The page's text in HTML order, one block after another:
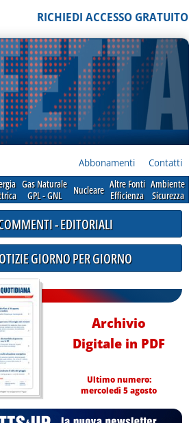
RICHIEDI ACCESSO GRATUITO
Abbonamenti Contatti
Gas Naturale
GPL - GNL
Nucleare Altre Fonti
Efficienza
Ambiente
Sicurezza
- EDITORIALI
GIORNO PER GIORNO
Archivio
Digitale in PDF
Ultimo numero:
mercoledì 5 agosto